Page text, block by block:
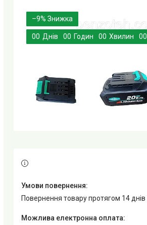
–9%
00 Днів 00 Годин 00 Хвилин 00
повернення товару протягом 14 днів